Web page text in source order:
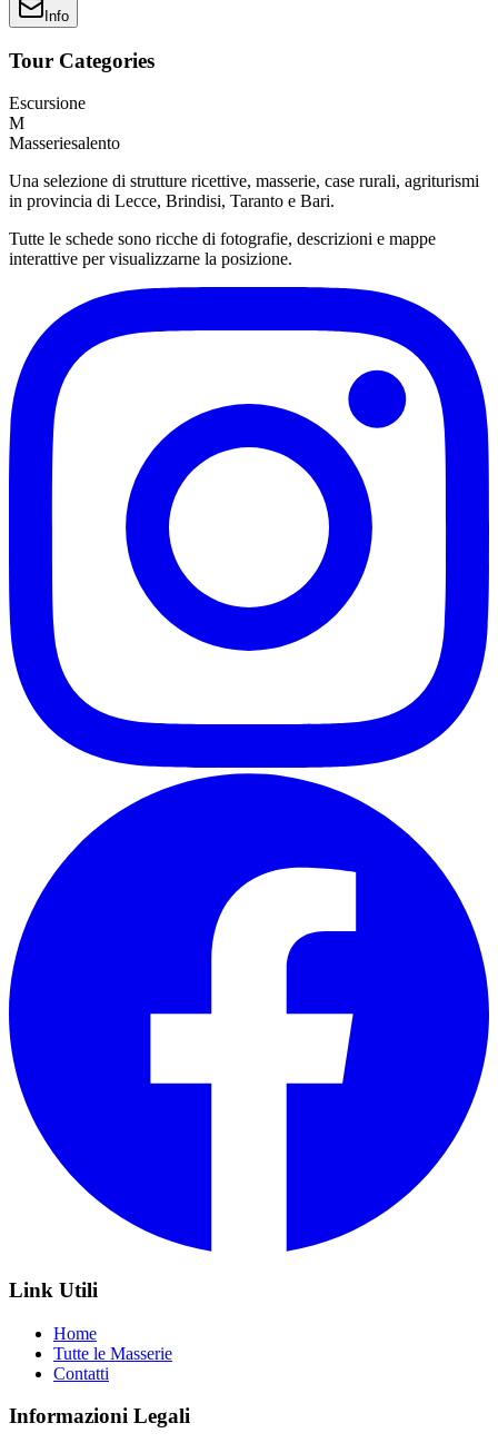
Info
Tour Categories
Escursione
M
Masseriesalento
Una selezione di strutture ricettive, masserie, case rurali, agriturismi
in provincia di Lecce, Brindisi, Taranto e Bari.
Tutte le schede sono ricche di fotografie, descrizioni e mappe
interattive per visualizzarne la posizione.
Link Utili
Home
Tutte le Masserie
Contatti
Informazioni Legali